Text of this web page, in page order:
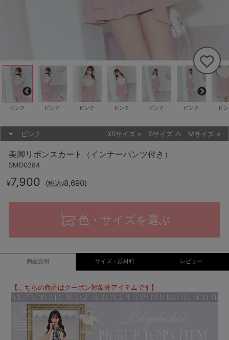
ピンク ピンク ピンク ピンク ピンク ピンク ピ
ピンク XSサイズ × Sサイズ △ Mサイズ ×
美脚リボンスカート（インナーパンツ付き）
SMD0284
¥7,900 (税込¥8,690)
色・サイズを選ぶ
商品説明 サイズ・原材料 レビュー
【こちらの商品はクーポン対象外アイテムです】